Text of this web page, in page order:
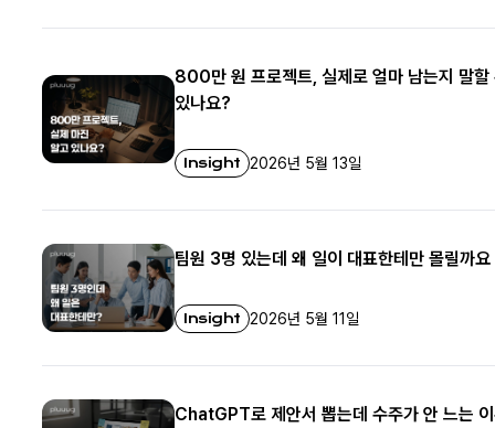
800만 원 프로젝트, 실제로 얼마 남는지 말할
있나요?
Insight 2026년 5월 13일
팀원 3명 있는데 왜 일이 대표한테만 몰릴까요
Insight 2026년 5월 11일
ChatGPT로 제안서 뽑는데 수주가 안 느는